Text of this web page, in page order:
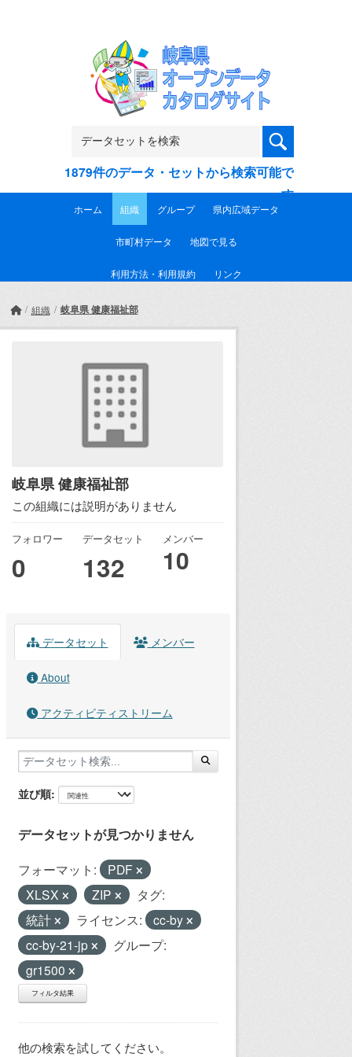
1879件のデータ・セットから検索可能で
す
ホーム 組織 グループ 県内広域データ
市町村データ 地図で見る
利用方法・利用規約 リンク
組織 岐阜県 健康福祉部
岐阜県 健康福祉部
この組織には説明がありません
フォロワー
0
データセット
132
メンバー
10
データセット メンバー
About
アクティビティストリーム
並び順
データセットが見つかりません
フォーマット:
PDF
XLSX
ZIP
タグ:
統計
ライセンス:
cc-by
cc-by-21-jp
グループ:
gr1500
フィルタ結果
他の検索を試してください。